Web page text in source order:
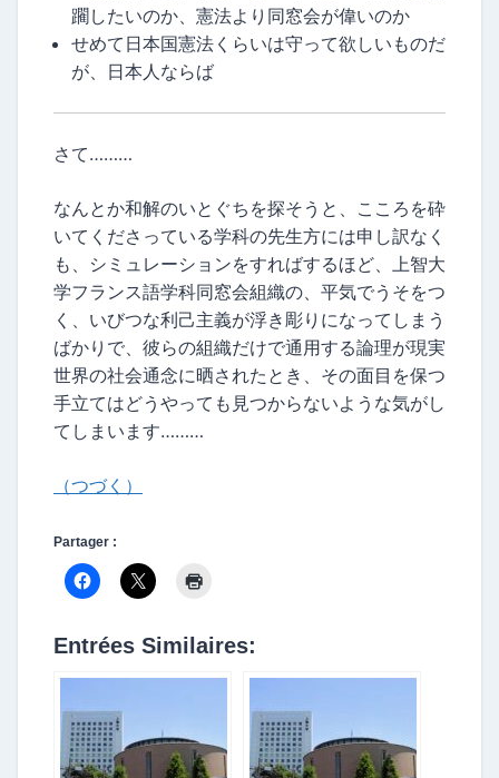
躙したいのか、憲法より同窓会が偉いのか
せめて日本国憲法くらいは守って欲しいものだ
が、日本人ならば
さて………
なんとか和解のいとぐちを探そうと、こころを砕
いてくださっている学科の先生方には申し訳なく
も、シミュレーションをすればするほど、上智大
学フランス語学科同窓会組織の、平気でうそをつ
く、いびつな利己主義が浮き彫りになってしまう
ばかりで、彼らの組織だけで通用する論理が現実
世界の社会通念に晒されたとき、その面目を保つ
手立てはどうやっても見つからないような気がし
てしまいます………
（つづく）
Partager :
Entrées Similaires: